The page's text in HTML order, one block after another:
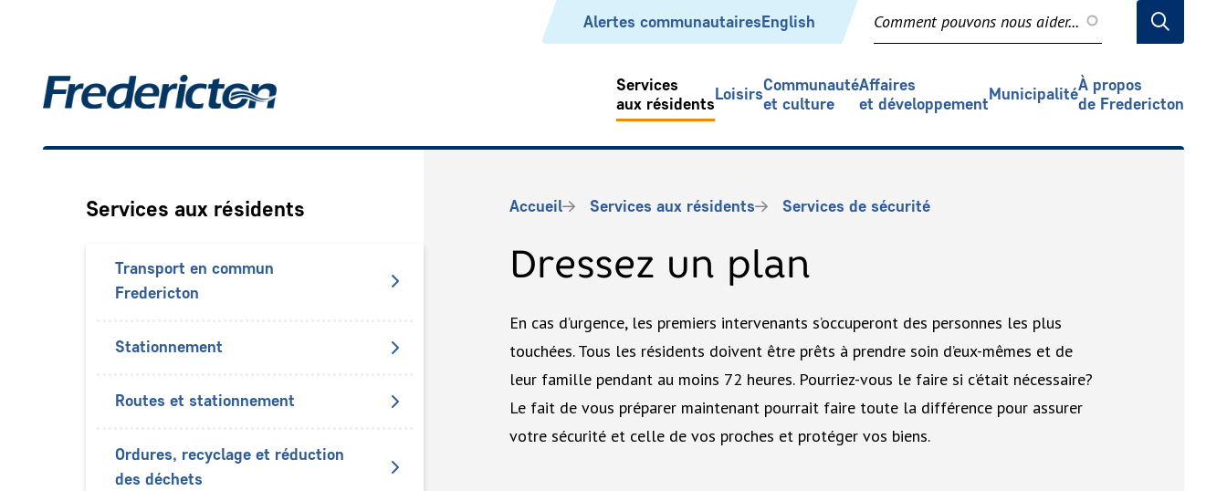
principal
Header
Alertes communautairesEnglish
Services
aux résidentsLoisirsCommunauté
et culture
Affaires
et développementMunicipalitéÀ propos
de Fredericton
Services aux résidents
Transport en commun
Fredericton
Stationnement
Routes et stationnement
Ordures, recyclage et réduction
des déchets
Fil
Accueil Services aux résidents Services de sécurité
Dressez un plan
En cas d’urgence, les premiers intervenants s’occuperont des personnes les plus
touchées. Tous les résidents doivent être prêts à prendre soin d’eux-mêmes et de
leur famille pendant au moins 72 heures. Pourriez-vous le faire si c’était nécessaire?
Le fait de vous préparer maintenant pourrait faire toute la différence pour assurer
votre sécurité et celle de vos proches et protéger vos biens.